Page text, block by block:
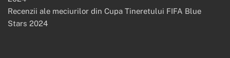
Recenzii ale meciurilor din Cupa Tineretului FIFA Blue
Stars 2024